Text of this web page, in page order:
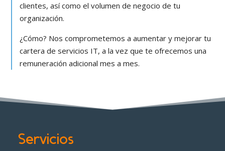
clientes, así como el volumen de negocio de tu
organización.
¿Cómo? Nos comprometemos a aumentar y mejorar tu
cartera de servicios IT, a la vez que te ofrecemos una
remuneración adicional mes a mes.
Servicios